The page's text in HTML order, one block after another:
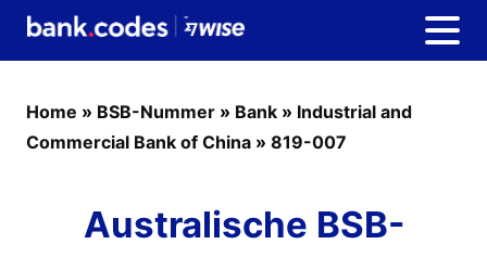
Home » BSB-Nummer » Bank » Industrial and
Commercial Bank of China » 819-007
Australische BSB-